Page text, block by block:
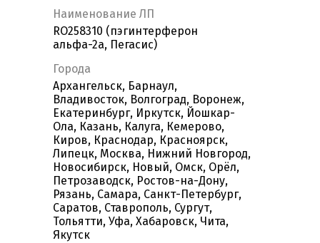
Наименование ЛП
RO258310 (пэгинтерферон
альфа-2а, Пегасис)
Города
Архангельск, Барнаул,
Владивосток, Волгоград, Воронеж,
Екатеринбург, Иркутск, Йошкар-
Ола, Казань, Калуга, Кемерово,
Киров, Краснодар, Красноярск,
Липецк, Москва, Нижний Новгород,
Новосибирск, Новый, Омск, Орёл,
Петрозаводск, Ростов-на-Дону,
Рязань, Самара, Санкт-Петербург,
Саратов, Ставрополь, Сургут,
Тольятти, Уфа, Хабаровск, Чита,
Якутск